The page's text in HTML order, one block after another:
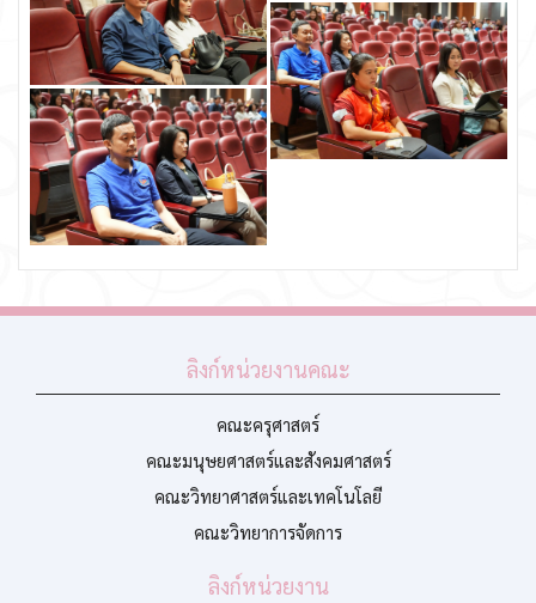
ลิงก์หน่วยงานคณะ
คณะครุศาสตร์
คณะมนุษยศาสตร์และสังคมศาสตร์
คณะวิทยาศาสตร์และเทคโนโลยี
คณะวิทยาการจัดการ
ลิงก์หน่วยงาน